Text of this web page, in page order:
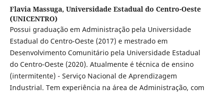
Flavia Massuga, Universidade Estadual do Centro-Oeste
(UNICENTRO)
Possui graduação em Administração pela Universidade
Estadual do Centro-Oeste (2017) e mestrado em
Desenvolvimento Comunitário pela Universidade Estadual
do Centro-Oeste (2020). Atualmente é técnica de ensino
(intermitente) - Serviço Nacional de Aprendizagem
Industrial. Tem experiência na área de Administração, com